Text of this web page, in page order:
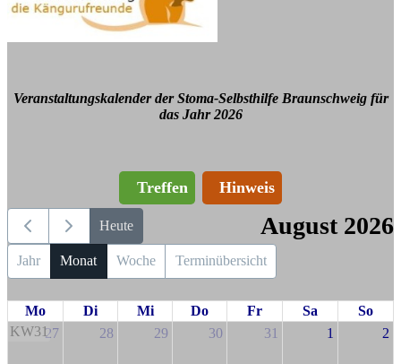
Veranstaltungskalender der Stoma-Selbsthilfe Braunschweig für
das Jahr 2026
Treffen Hinweis
Heute August 2026
Jahr Monat Woche Terminübersicht
Mo Di Mi Do Fr Sa
So
KW3127 28 29 30 31 1 2